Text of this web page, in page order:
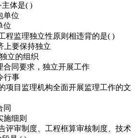
主体是( )
单位
位
程监理独立性原则相违背的是( )
上要保持独立
立的组织
合同要求，独立开展工作
行事
项目监理机构全面开展监理工作的文
同
施细则
评审制度、工程框算审核制度、技术